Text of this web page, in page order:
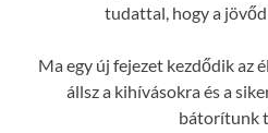
tudattal, hogy a
Ma egy új fejezet kezdődik az
állsz a kihívásokra és a
bátorítunk